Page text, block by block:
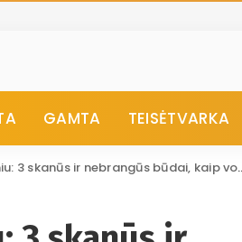
GAMTA TEISĖTVARKA
būdai, kaip voveraites patiekti su šviežiomis bulvėmis